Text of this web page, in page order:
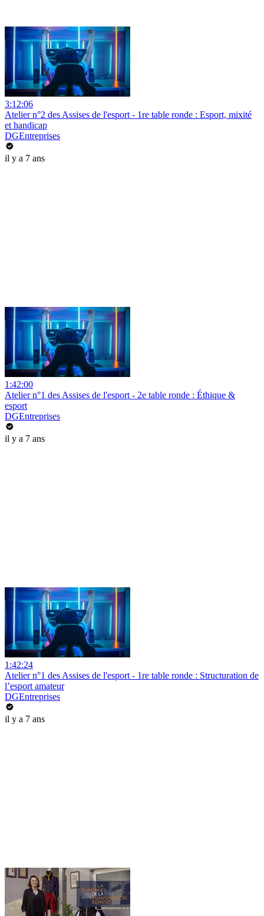
3:12:06
Atelier n°2 des Assises de l'esport - 1re table ronde : Esport, mixité
et handicap
DGEntreprises
il y a 7 ans
1:42:00
Atelier n°1 des Assises de l'esport - 2e table ronde : Éthique &
esport
DGEntreprises
il y a 7 ans
1:42:24
Atelier n°1 des Assises de l'esport - 1re table ronde : Structuration de
l’esport amateur
DGEntreprises
il y a 7 ans